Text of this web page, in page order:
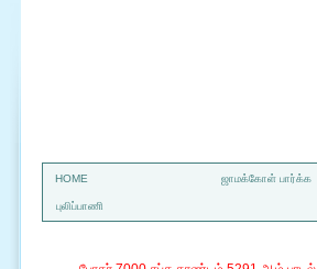
HOME ஜாமக்கோள் பார்க்க
புலிப்பாணி